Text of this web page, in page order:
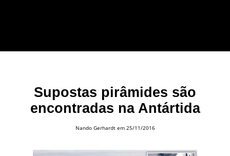
Supostas pirâmides são
encontradas na Antártida
Nando Gerhardt em 25/11/2016